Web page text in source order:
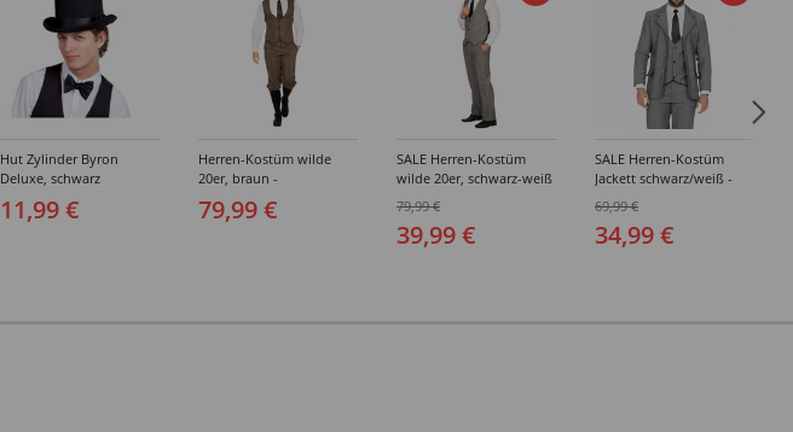
Hut Zylinder Byron
Deluxe, schwarz
11,99 €
Herren-Kostüm wilde
20er, braun -
Verschiedene Größen
(46-64)
79,99 €
SALE Herren-Kostüm
wilde 20er, schwarz-weiß
- Verschiedene Größen
(48-64)
79,99 €
39,99 €
SALE Herren-Kostüm
Jackett schwarz/weiß -
Verschiedene Größen
(48-64)
69,99 €
34,99 €